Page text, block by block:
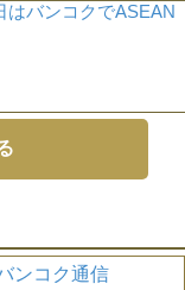
はバンコクでASEAN
ンコク通信